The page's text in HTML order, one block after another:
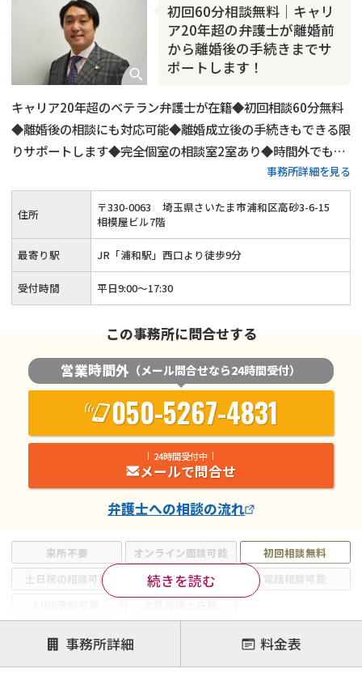
初回60分相談無料｜キャリ
ア20年超の弁護士が離婚前
から離婚後の手続きまでサ
ポートします！
キャリア20年超のベテラン弁護士が在籍◆初回相談60分無料
◆離婚後の相談にも対応可能◆離婚成立後の手続きもできる限
りサポートします◆完全個室の相談室2室あり◆時間外でも相
談対応可能（要予約）◆JR「浦和駅」西口より徒歩9分
事務所詳細を見る
来所不要 オンライン面談可能
初回相談無料
土日祝の相談可能
19時以降電話可能
電話相談可能
注力案件
離婚前相談
離婚調停
離婚裁判
続きを読む
住所 〒330-0063
埼玉県さいたま市浦和区高砂3-6-15
相模屋ビル7階
最寄り駅 JR「浦和駅」西口より徒歩9分
受付時間 平日9:00～17:30
この事務所に問合せする
営業時間外 （メール問合せなら24時間受付）
050-5267-4831
24時間受付中
メールで問合せ
弁護士への相談の流れ
事務所詳細 料金表